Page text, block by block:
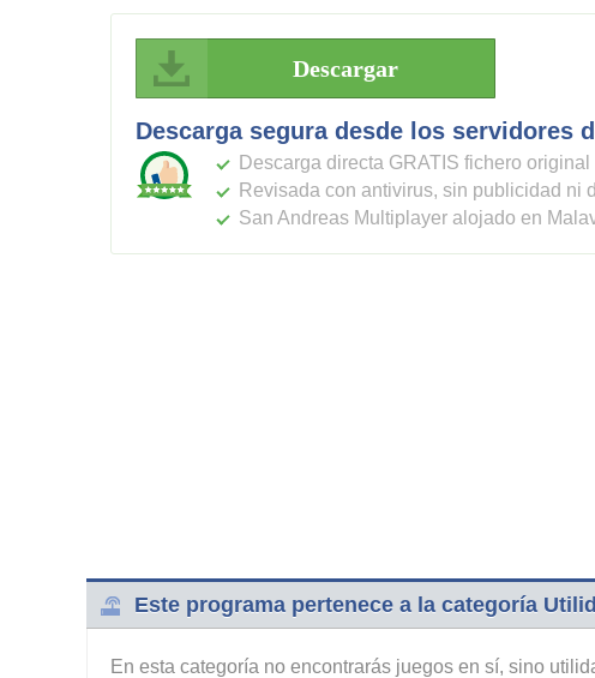
Descarga segura desde los servidores
Descarga directa GRATIS fichero original
Revisada con antivirus, sin publicidad ni
San Andreas Multiplayer alojado en
Descargar
Este programa pertenece a la categoría
En esta categoría no encontrarás juegos en sí, sino